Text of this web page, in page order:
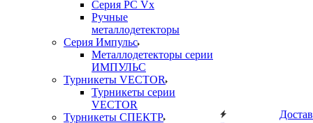
Серия PC Vx
Ручные
металлодетекторы
Серия Импульс
Металлодетекторы серии
ИМПУЛЬС
Турникеты VECTOR
Турникеты серии
VECTOR
Турникеты СПЕКТР